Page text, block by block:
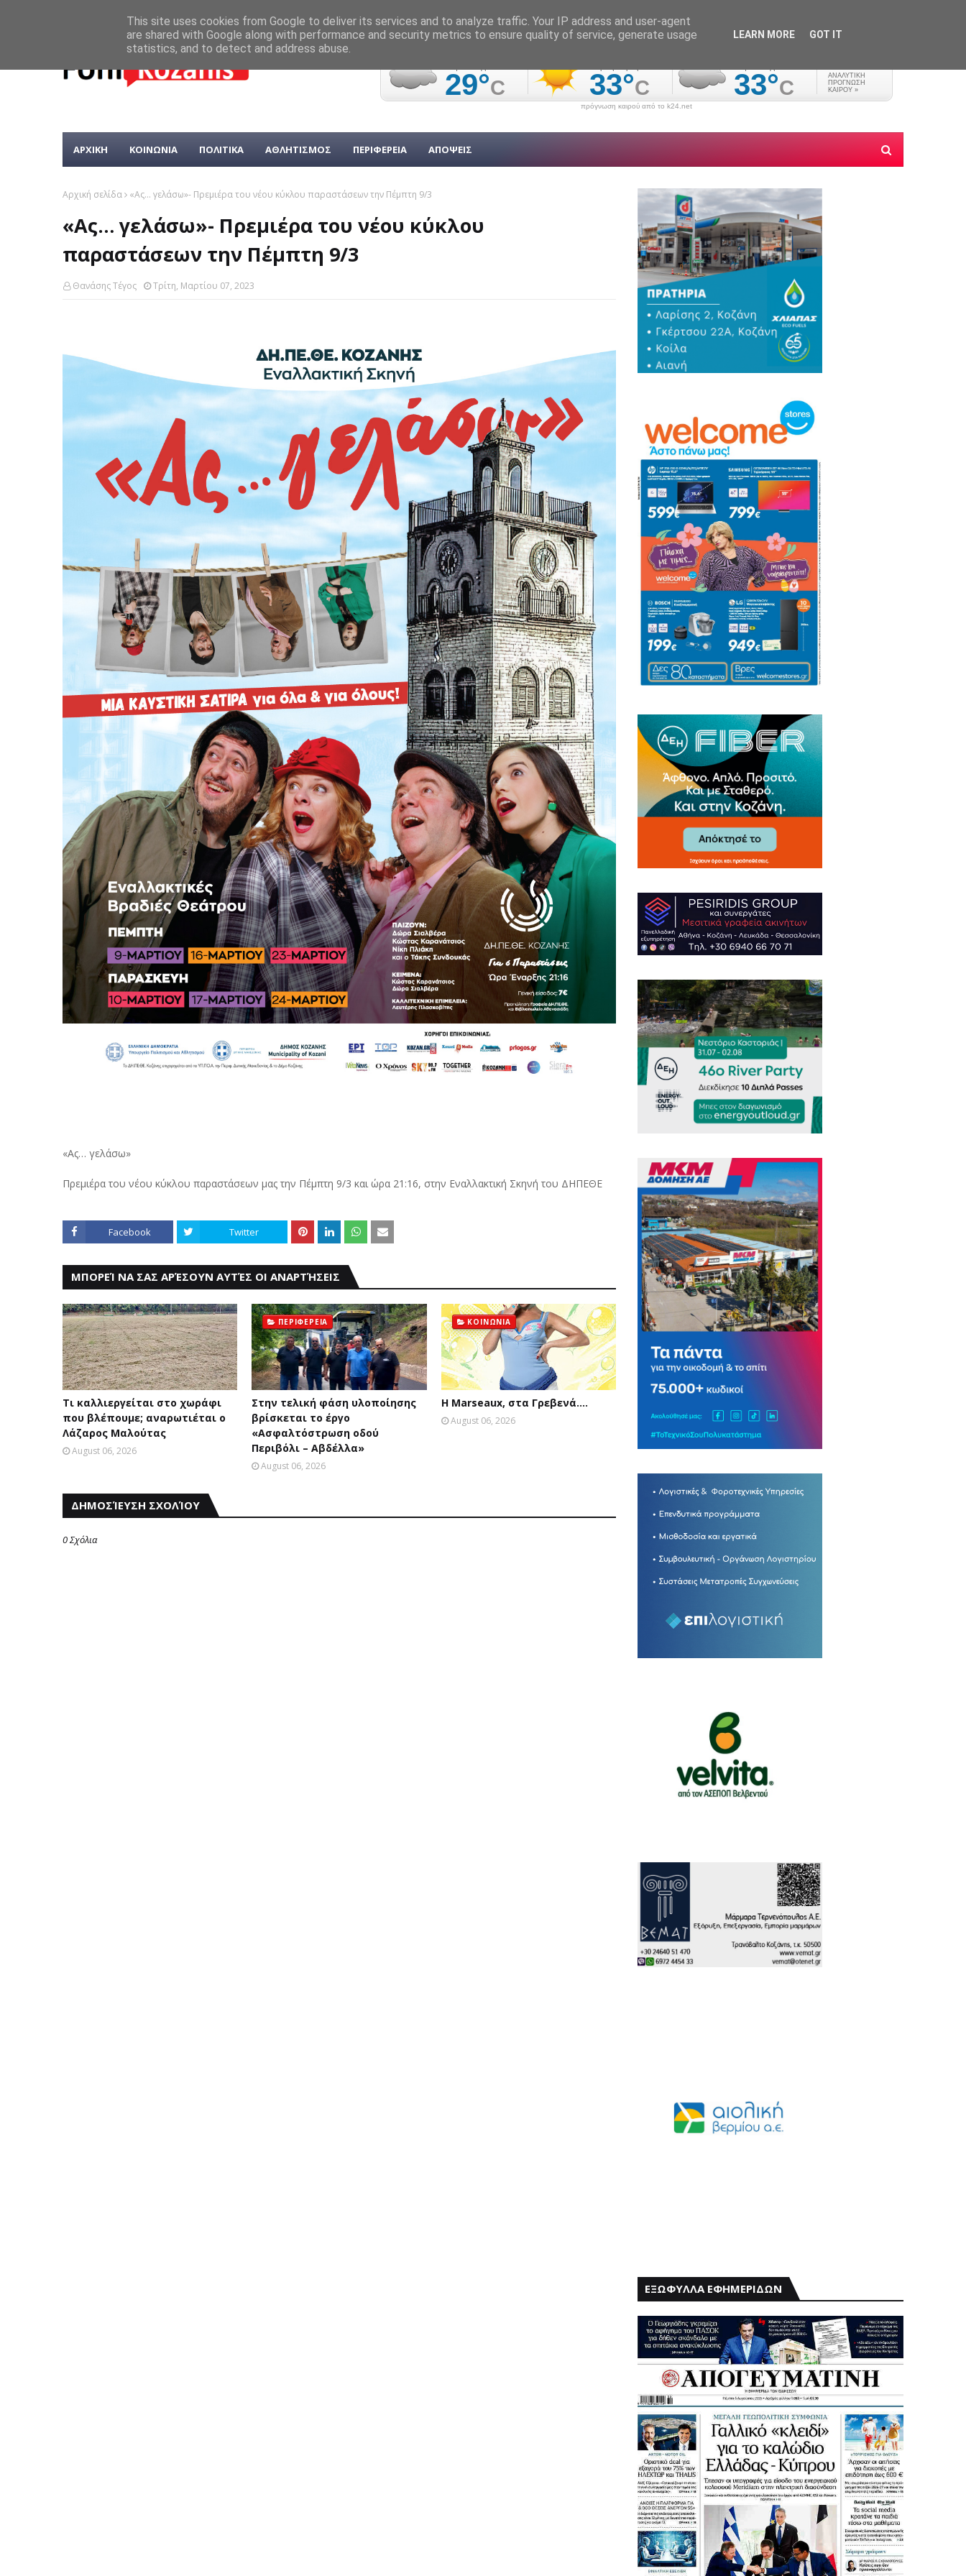
πρόγνωση καιρού από το k24.net
ΑΡΧΙΚΗ ΚΟΙΝΩΝΙΑ ΠΟΛΙΤΙΚΑ ΑΘΛΗΤΙΣΜΟΣ ΠΕΡΙΦΕΡΕΙΑ ΑΠΟΨΕΙΣ
Αρχική σελίδα «Ας… γελάσω»- Πρεμιέρα του νέου κύκλου παραστάσεων την Πέμπτη 9/3
«Ας… γελάσω»- Πρεμιέρα του νέου κύκλου
παραστάσεων την Πέμπτη 9/3
Θανάσης Τέγος Τρίτη, Μαρτίου 07, 2023
«Ας… γελάσω»
Πρεμιέρα του νέου κύκλου παραστάσεων μας την Πέμπτη 9/3 και ώρα 21:16, στην Εναλλακτική Σκηνή του ΔΗΠΕΘΕ
Facebook Twitter
ΜΠΟΡΕΊ ΝΑ ΣΑΣ ΑΡΈΣΟΥΝ ΑΥΤΈΣ ΟΙ ΑΝΑΡΤΉΣΕΙΣ
Τι καλλιεργείται στο χωράφι
που βλέπουμε; αναρωτιέται ο
Λάζαρος Μαλούτας
August 06, 2026
ΠΕΡΙΦΕΡΕΙΑ
Στην τελική φάση υλοποίησης
βρίσκεται το έργο
«Ασφαλτόστρωση οδού
Περιβόλι – Αβδέλλα»
August 06, 2026
ΚΟΙΝΩΝΙΑ
Η Marseaux, στα Γρεβενά….
August 06, 2026
ΔΗΜΟΣΊΕΥΣΗ ΣΧΟΛΊΟΥ
0 Σχόλια
ΕΞΩΦΥΛΛΑ ΕΦΗΜΕΡΙΔΩΝ
This site uses cookies from Google to deliver its services and to analyze traffic. Your IP address and user-agent
are shared with Google along with performance and security metrics to ensure quality of service, generate usage
statistics, and to detect and address abuse.
LEARN MORE GOT IT